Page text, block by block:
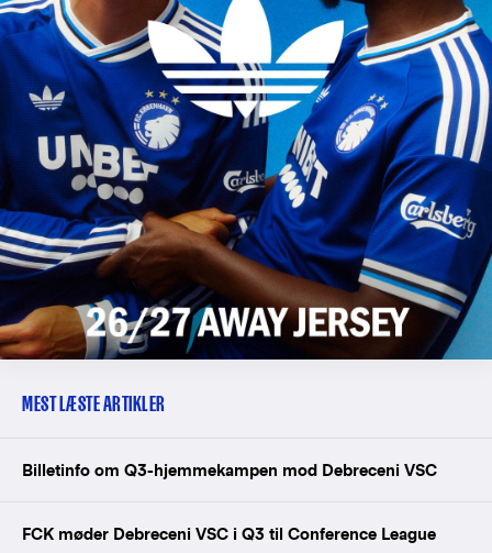
MEST LÆSTE ARTIKLER
Billetinfo om Q3-hjemmekampen mod Debreceni VSC
FCK møder Debreceni VSC i Q3 til Conference League